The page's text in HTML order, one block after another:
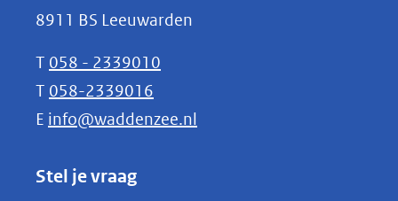
een
andere
website)
8911 BS Leeuwarden
T 058 - 2339010
T 058-2339016
E info@waddenzee.nl
Stel je vraag